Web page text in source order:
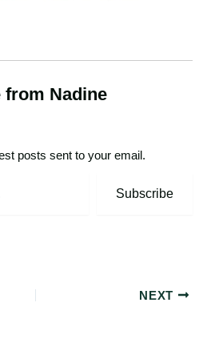
Nadine
posts sent to your email.
Subscribe
NEXT